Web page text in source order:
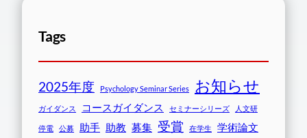
Tags
2025年度 Psychology Seminar Series お知らせ
ガイダンス コースガイダンス セミナーシリーズ 人文研
停電 公募 助手 助教 募集 受賞 在学生 学術論文